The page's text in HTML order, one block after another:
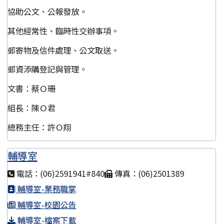
協助公文、公報發放。
其他經常性、臨時性交辦事項。
郵寄物及信件處理、公文取送。
郵資添購登記與管理。
文書：蔡Ｏ珊
組長：陳Ｏ君
總務主任：許Ｏ翔
輔導室
電話：(06)2591941#840
傳真：(06)2501389
輔導室-業務職掌
輔導室-校園公告
輔導室-檔案下載